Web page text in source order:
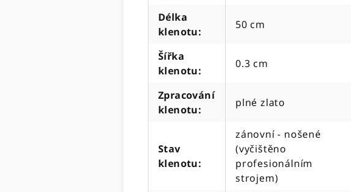
Délka
klenotu:
50 cm
Šířka
klenotu:
0.3 cm
Zpracování
klenotu:
plné zlato
Stav
klenotu:
zánovní - nošené
(vyčištěno
profesionálním
strojem)